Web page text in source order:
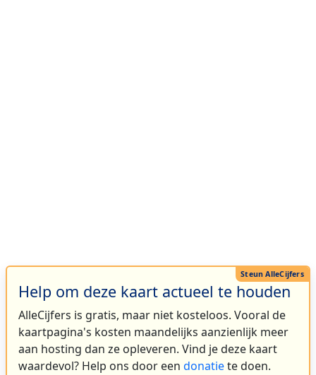
Help om deze kaart actueel te houden
AlleCijfers is gratis, maar niet kosteloos. Vooral de
kaartpagina's kosten maandelijks aanzienlijk meer
aan hosting dan ze opleveren. Vind je deze kaart
waardevol? Help ons door een donatiete doen.